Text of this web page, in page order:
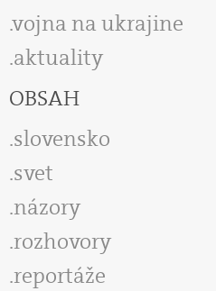
vojna na ukrajine
aktuality
OBSAH
slovensko
svet
názory
rozhovory
reportáže